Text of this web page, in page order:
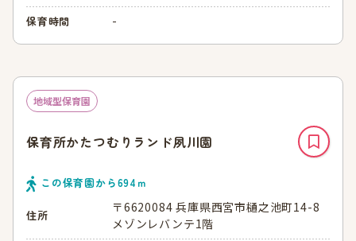
保育時間 -
地域型保育園
保育所かたつむりランド夙川園
この保育園から694 ｍ
住所
〒6620084 兵庫県西宮市樋之池町14-8
メゾンレバンテ1階